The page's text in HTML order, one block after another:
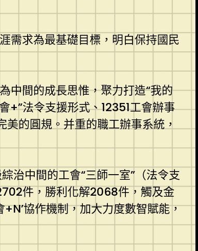
需求為最基礎目標，明白保持國民
中間的成長思惟，聚力打造“我的
+”法令支援形式、12351工會辦事
的圓規。并重的職工辦事系統，
治中間的工會“三師一室”（法令支
件，勝利化解2068件，觸及金
+N’協作機制，加大力度數智賦能，